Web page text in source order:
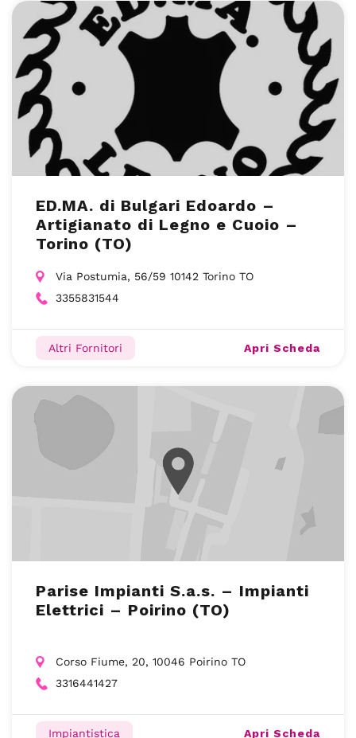
ED.MA. di Bulgari Edoardo –
Artigianato di Legno e Cuoio –
Torino (TO)
Via Postumia, 56/59 10142 Torino TO
3355831544
Altri Fornitori Apri Scheda
Parise Impianti S.a.s. – Impianti
Elettrici – Poirino (TO)
Corso Fiume, 20, 10046 Poirino TO
3316441427
Impiantistica Apri Scheda